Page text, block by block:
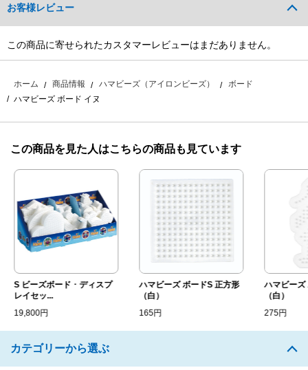
お客様レビュー
この商品に寄せられたカスタマーレビューはまだありません。
ホーム 商品情報 ハマビーズ（アイロンビーズ）
ボード
ハマビーズ ボード イヌ
この商品を見た人はこちらの商品も見ています
S ビーズボード ･ ディスプ
レイセッ...
19,800円
ハマビーズ ボードS 正方形
（白）
165円
ハマビーズ
（白）
275円
カテゴリーから選ぶ